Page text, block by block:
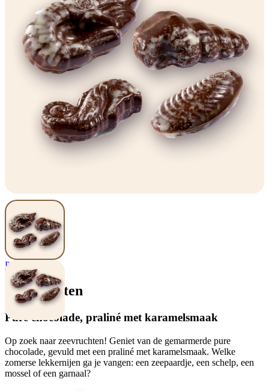
Pralines
Zeevruchten
Pure chocolade, praliné met karamelsmaak
Op zoek naar zeevruchten! Geniet van de gemarmerde pure
chocolade, gevuld met een praliné met karamelsmaak. Welke
zomerse lekkernijen ga je vangen: een zeepaardje, een schelp, een
mossel of een garnaal?